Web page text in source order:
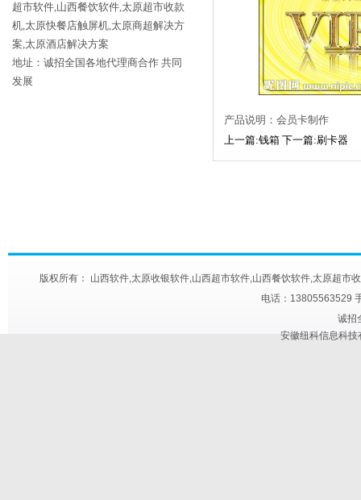
超市软件,山西餐饮软件,太原超市收款
机,太原快餐店触屏机,太原商超解决方
案,太原酒店解决方案
地址：诚招全国各地代理商合作 共同
发展
产品说明：会员卡制作
上一篇:钱箱 下一篇:刷卡器
版权所有： 山西软件,太原收银软件,山西超市软件,山西餐饮软件,太原超
电话：13805563529
诚招
安徽纽科信息科